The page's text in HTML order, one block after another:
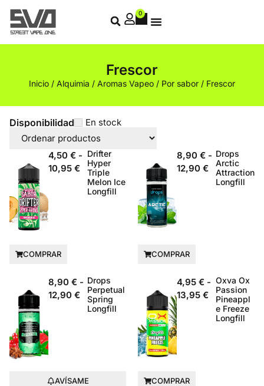
0
Frescor
Inicio / Alquimia / Aromas Vapeo / Por sabor / Frescor
Disponibilidad En stock
4,50 € -
10,95 €
Drifter
Hyper
Triple
Melon Ice
Longfill
COMPRAR
8,90 € -
12,90 €
Drops
Arctic
Attraction
Longfill
COMPRAR
8,90 € -
12,90 €
Drops
Perpetual
Spring
Longfill
AVÍSAME
4,95 € -
13,95 €
Oxva Ox
Passion
Pineappl
e Freeze
Longfill
COMPRAR